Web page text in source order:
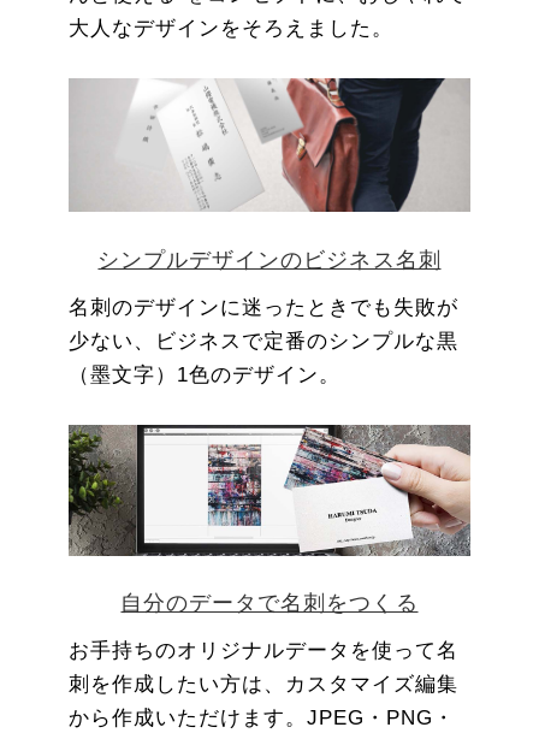
大人なデザインをそろえました。
シンプルデザインのビジネス名刺
名刺のデザインに迷ったときでも失敗が
少ない、ビジネスで定番のシンプルな黒
（墨文字）1色のデザイン。
自分のデータで名刺をつくる
お手持ちのオリジナルデータを使って名
刺を作成したい方は、カスタマイズ編集
から作成いただけます。JPEG・PNG・